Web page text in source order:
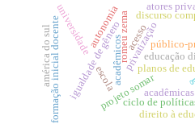
privatização
projeto somar
público-
romeu zema
igualdade de gênero
acadêmicos
acadêmicas
universidade
planos de
ciclo de
formação inicial docente acesso
américa do sul
direito à
discurso
escola
autonomia
educação
atores